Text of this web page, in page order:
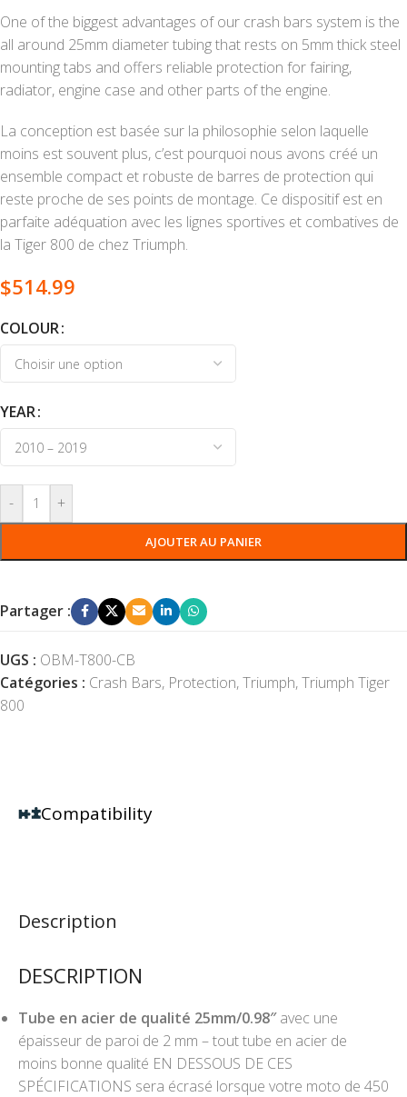
One of the biggest advantages of our crash bars system is the
all around 25mm diameter tubing that rests on 5mm thick steel
mounting tabs and offers reliable protection for fairing,
radiator, engine case and other parts of the engine.
La conception est basée sur la philosophie selon laquelle
moins est souvent plus, c’est pourquoi nous avons créé un
ensemble compact et robuste de barres de protection qui
reste proche de ses points de montage. Ce dispositif est en
parfaite adéquation avec les lignes sportives et combatives de
la Tiger 800 de chez Triumph.
$514.99
COLOUR
YEAR
- +
AJOUTER AU PANIER
Partager :
UGS : OBM-T800-CB
Catégories : Crash Bars, Protection,Triumph,Triumph Tiger
800
Description
DESCRIPTION
Tube en acier de qualité 25mm/0.98″avec une
épaisseur de paroi de 2 mm – tout tube en acier de
moins bonne qualité EN DESSOUS DE CES
SPÉCIFICATIONS sera écrasé lorsque votre moto de 450
Compatibility